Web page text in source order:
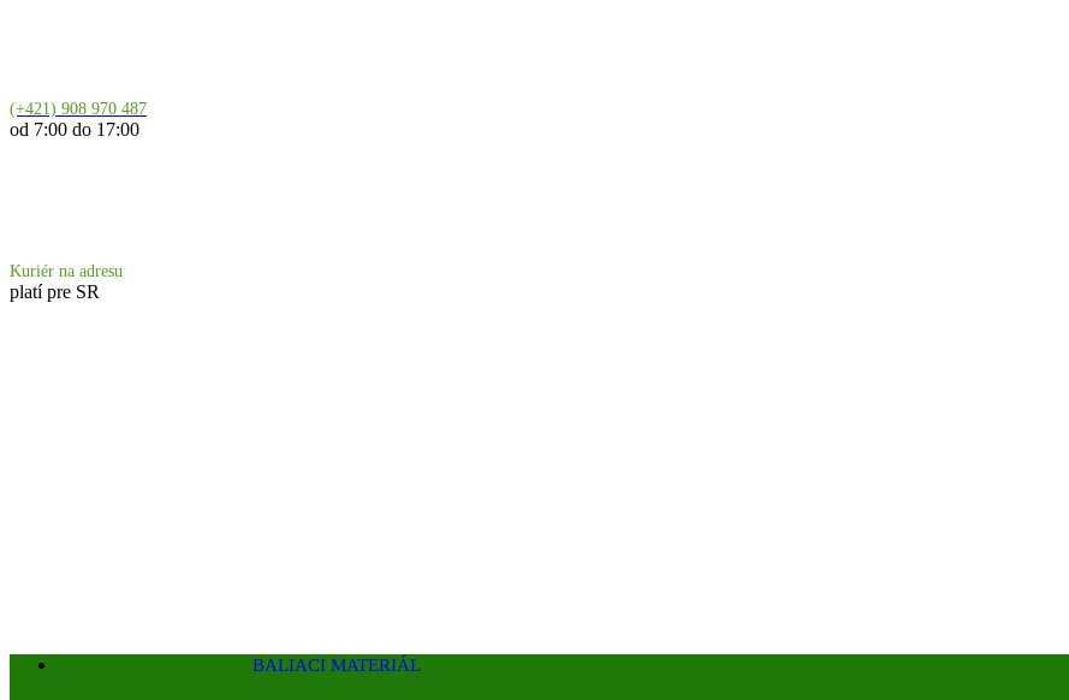
(+421) 908 970 487
od 7:00 do 17:00
Kuriér na adresu
platí pre SR
BALIACI MATERIÁL